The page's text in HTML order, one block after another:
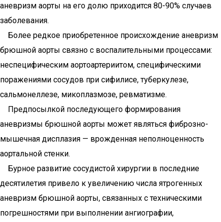
аневризм аорты на его долю приходится 80-90% случаев
заболевания.
Более редкое приобретенное происхождение аневризм
брюшной аорты связно с воспалительными процессами:
неспецифическим аортоартериитом, специфическими
поражениями сосудов при сифилисе, туберкулезе,
сальмонеллезе, микоплазмозе, ревматизме.
Предпосылкой последующего формирования
аневризмы брюшной аорты может являться фиброзно-
мышечная дисплазия — врожденная неполноценность
аортальной стенки.
Бурное развитие сосудистой хирургии в последние
десятилетия привело к увеличению числа ятрогенных
аневризм брюшной аорты, связанных с техническими
погрешностями при выполнении ангиографии,